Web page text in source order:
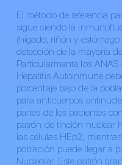
El método de referencia
sigue siendo la
(hígado, riñón y
detección de la mayoría
Particularmente los
Hepatitis Autoinmune
porcentaje bajo de la
para anticuerpos
partes de los pacientes
patrón de tinción nuclear
las células HEp2,
población puede llegar a
Nucleolar. Este patrón